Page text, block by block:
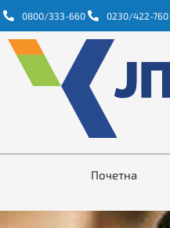
0800/333-660 0230/422-760
Почетна